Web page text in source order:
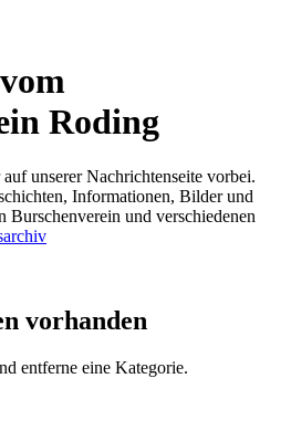
Roding
unserer Nachrichtenseite vorbei.
Informationen, Bilder und
Burschenverein und verschiedenen
vorhanden
entferne eine Kategorie.